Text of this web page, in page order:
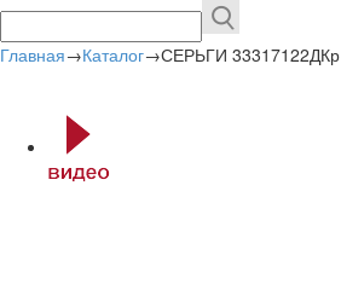
Главная→Каталог→СЕРЬГИ 33317122ДКр